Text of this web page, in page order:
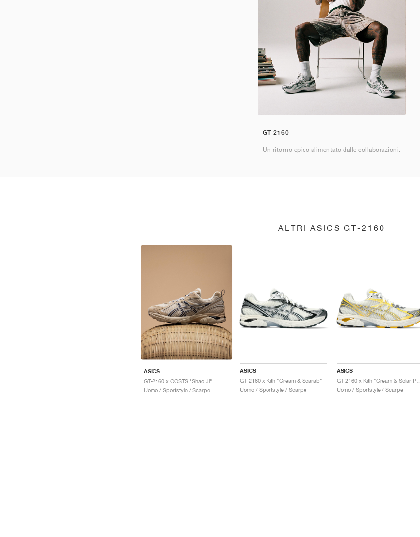
GT-2160
Un ritorno epico alimentato dalle collaborazioni.
ALTRI ASICS GT-2160
ASICS
GT-2160 x COSTS "Shao Ji"
Uomo / Sportstyle / Scarpe
ASICS
GT-2160 x Kith "Cream & Scarab"
Uomo / Sportstyle / Scarpe
ASICS
Uomo / Sportstyle / Scarpe